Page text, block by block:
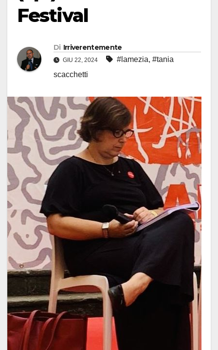
Festival
Di Irriverentemente
GIU 22, 2024 #lamezia, #tania
scacchetti